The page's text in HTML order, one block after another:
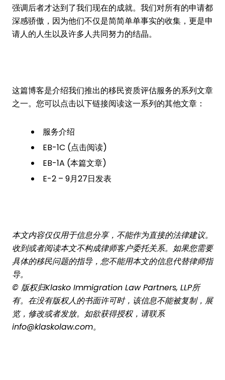
强调后者才达到了我们现在的成就。我们对所有的申请都
深感骄傲，因为他们不仅是简简单单事实的收集，更是申
请人的人生以及许多人共同努力的结晶。
这篇博客是介绍我们推出的移民资质评估服务的系列文章
之一。您可以点击以下链接阅读这一系列的其他文章：
服务介绍
EB-1C (点击阅读)
EB-1A (本篇文章)
E-2 – 9月27日发表
本文内容仅仅用于信息分享，不能作为直接的法律建议。
收到或者阅读本文不构成律师客户委托关系。如果您需要
具体的移民问题的指导，您不能用本文的信息代替律师指
导。
© 版权归Klasko Immigration Law Partners, LLP所
有。在没有版权人的书面许可时，该信息不能被复制，展
览，修改或者发放。如欲获得授权，请联系
info@klaskolaw.com。